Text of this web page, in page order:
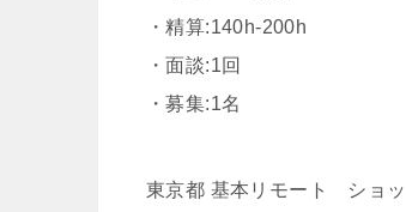
・精算:140h-200h
・面談:1回
・募集:1名
東京都 基本リモート ショッ